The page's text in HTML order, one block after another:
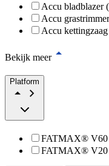
Accu bladblazer
Accu
Accu
Bekijk meer
Platform
FATMAX® V60
FATMAX® V20